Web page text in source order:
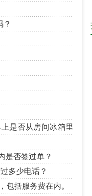
？
上是否从房间冰箱里
是否签过单？
多少电话？
包括服务费在内。